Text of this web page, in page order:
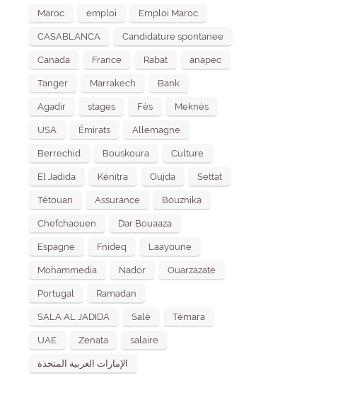
Maroc emploi Emploi Maroc
CASABLANCA Candidature spontanee
Canada France Rabat anapec
Tanger Marrakech Bank
Agadir stages Fès Meknès
USA Émirats Allemagne
Berrechid Bouskoura Culture
El Jadida Kénitra Oujda Settat
Tétouan Assurance Bouznika
Chefchaouen Dar Bouaaza
Espagne Fnideq Laayoune
Mohammedia Nador Ouarzazate
Portugal Ramadan
SALA AL JADIDA Salé Témara
UAE Zenata salaire
الإمارات العربية المتحدة